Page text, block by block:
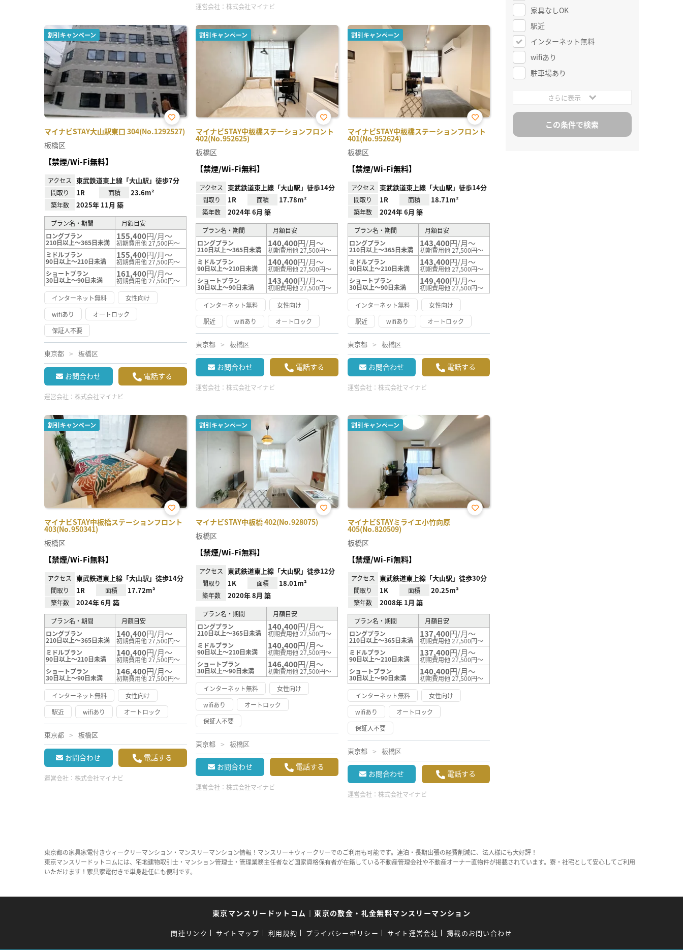
運営会社：株式会社マイナビ
割引キャンペーン
マイナビSTAY大山駅東口 304(No.1292527)
お気
に入
板橋区
【禁煙/Wi-Fi無料】
アクセス 東武鉄道東上線「大山駅」徒歩7分
間取り 1R 面積 23.6m²
築年数 2025年 11月 築
プラン名・期間
月額目安
ロングプラン
210日以上～365日未満
155,400円/月～
初期費用他 27,500円～
ミドルプラン
90日以上～210日未満
155,400円/月～
初期費用他 27,500円～
ショートプラン
30日以上～90日未満
161,400円/月～
初期費用他 27,500円～
インターネット無料
女性向け
wifiあり
オートロック
保証人不要
東京都 板橋区
お問合わせ 電話する
運営会社： 株式会社マイナビ
割引キャンペーン
マイナビSTAY中板橋ステーションフロント
402(No.952625)
お気
に入
板橋区
【禁煙/Wi-Fi無料】
アクセス 東武鉄道東上線「大山駅」徒歩14分
間取り 1R 面積 17.78m²
築年数 2024年 6月 築
プラン名・期間
月額目安
ロングプラン
210日以上～365日未満
140,400円/月～
初期費用他 27,500円～
ミドルプラン
90日以上～210日未満
140,400円/月～
初期費用他 27,500円～
ショートプラン
30日以上～90日未満
143,400円/月～
初期費用他 27,500円～
インターネット無料
女性向け
駅近
wifiあり オートロック
東京都 板橋区
お問合わせ 電話する
運営会社：株式会社マイナビ
割引キャンペーン
マイナビSTAY中板橋ステーションフロント
401(No.952624)
お気
に入
板橋区
【禁煙/Wi-Fi無料】
アクセス 東武鉄道東上線「大山駅」徒歩14分
間取り 1R 面積 18.71m²
築年数 2024年 6月 築
プラン名・期間
月額目安
ロングプラン
210日以上～365日未満
143,400円/月～
初期費用他 27,500円～
ミドルプラン
90日以上～210日未満
143,400円/月～
初期費用他 27,500円～
ショートプラン
30日以上～90日未満
149,400円/月～
初期費用他 27,500円～
インターネット無料
女性向け
駅近
wifiあり オートロック
東京都 板橋区
お問合わせ 電話する
運営会社： 株式会社マイナビ
割引キャンペーン
マイナビSTAY中板橋ステーションフロント
403(No.950341)
お気
に入
板橋区
【禁煙/Wi-Fi無料】
アクセス 東武鉄道東上線「大山駅」徒歩14分
間取り 1R 面積 17.72m²
築年数 2024年 6月 築
プラン名・期間
月額目安
ロングプラン
210日以上～365日未満
140,400円/月～
初期費用他 27,500円～
ミドルプラン
90日以上～210日未満
140,400円/月～
初期費用他 27,500円～
ショートプラン
30日以上～90日未満
146,400円/月～
初期費用他 27,500円～
インターネット無料
女性向け
駅近
wifiあり オートロック
東京都 板橋区
お問合わせ 電話する
運営会社： 株式会社マイナビ
割引キャンペーン
マイナビSTAY中板橋 402(No.928075)お気
に入
板橋区
【禁煙/Wi-Fi無料】
アクセス 東武鉄道東上線「大山駅」徒歩12分
間取り 1K 面積 18.01m²
築年数 2020年 8月 築
プラン名・期間
月額目安
ロングプラン
210日以上～365日未満
140,400円/月～
初期費用他 27,500円～
ミドルプラン
90日以上～210日未満
140,400円/月～
初期費用他 27,500円～
ショートプラン
30日以上～90日未満
146,400円/月～
初期費用他 27,500円～
インターネット無料
女性向け
wifiあり
オートロック
保証人不要
東京都 板橋区
お問合わせ 電話する
運営会社：株式会社マイナビ
割引キャンペーン
マイナビSTAYミライエ小竹向原
405(No.820509)
お気
板橋区
【禁煙/Wi-Fi無料】
アクセス 東武鉄道東上線「大山駅」徒歩30分
間取り 1K 面積 20.25m²
築年数 2008年 1月 築
プラン名・期間
月額目安
ロングプラン
210日以上～365日未満
137,400円/月～
初期費用他 27,500円～
ミドルプラン
90日以上～210日未満
137,400円/月～
初期費用他 27,500円～
ショートプラン
30日以上～90日未満
140,400円/月～
初期費用他 27,500円～
インターネット無料
女性向け
wifiあり
オートロック
保証人不要
東京都 板橋区
お問合わせ 電話する
運営会社： 株式会社マイナビ
家具なしOK
駅近
インターネット無料
wifiあり
駐車場あり
さらに表示
東京都の家具家電付きウィークリーマンション・マンスリーマンション情報！マンスリー＋ウィークリーでのご利用も可能です。連泊・長期出張の経費削減に、法人様にも大好評！
東京マンスリードットコムには、宅地建物取引士・マンション管理士・管理業務主任者など国家資格保有者が在籍している不動産管理会社や不動産オーナー直物件が掲載されています。寮・社宅として安心してご利用
いただけます！家具家電付きで単身赴任にも便利です。
東京マンスリードットコム ｜東京の敷金・礼金無料マンスリーマンション
関連リンク サイトマップ 利用規約 プライバシーポリシー サイト運営会社 掲載のお問い合わせ